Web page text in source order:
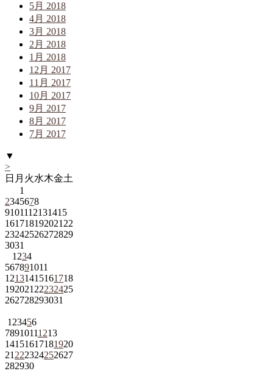
5月 2018
4月 2018
3月 2018
2月 2018
1月 2018
12月 2017
11月 2017
10月 2017
9月 2017
8月 2017
7月 2017
▼
>
日 月 火水木金土
1
2345678
9101112131415
161718192021 22
23242526272829
3031
1 234
567891011
12131415161718
192021 22232425
262728293031
1 23456
78910111213
14151617181920
21 222324252627
282930